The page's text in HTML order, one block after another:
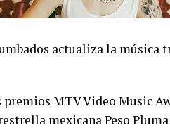
actualiza la música
premios MTV Video Music
mexicana Peso